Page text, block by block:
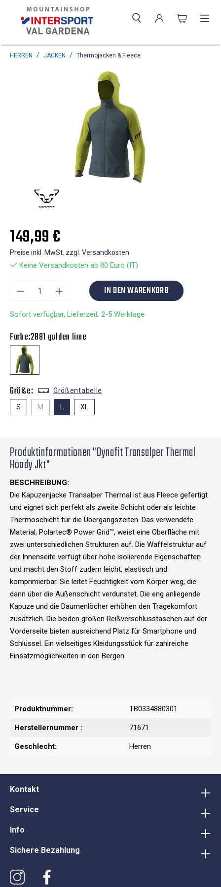
HERREN JACKEN Thermojacken & Fleece
149,99 €
Preise inkl. MwSt. zzgl. Versandkosten
Keine Versandkosten ab 80 Euro (IT)
IN DEN WARENKORB
Sofort verfügbar, Lieferzeit: 2-5 Werktage
Farbe:2881 golden lime
Größe: Größentabelle
S M L XL
Produktinformationen "Dynafit Transalper Thermal
Hoody Jkt"
BESCHREIBUNG:
Die Kapuzenjacke Transalper Thermal ist aus Fleece gefertigt
und eignet sich perfekt als zweite Schicht oder als leichte
Thermoschicht für die Übergangszeiten. Das verwendete
Material, Polartec® Power Grid™, weist eine Oberfläche mit
zwei unterschiedlichen Strukturen auf. Die Waffelstruktur auf
der Innenseite verfügt über hohe isolierende Eigenschaften
und macht den Stoff zudem leicht, elastisch und
komprimierbar. Sie leitet Feuchtigkeit vom Körper weg, die
dann über die Außenschicht verdunstet. Die eng anliegende
Kapuze und die Daumenlöcher erhöhen den Tragekomfort
zusätzlich. Die beiden großen Reißverschlusstaschen auf der
Vorderseite bieten ausreichend Platz für Smartphone und
Schlüssel. Ein vielseitiges Kleidungsstück für zahlreiche
Einsatzmöglichkeiten in den Bergen.
Produktnummer: TB0334880301
Herstellernummer : 71671
Geschlecht: Herren
Kontakt
Service
Info
Sichere Bezahlung